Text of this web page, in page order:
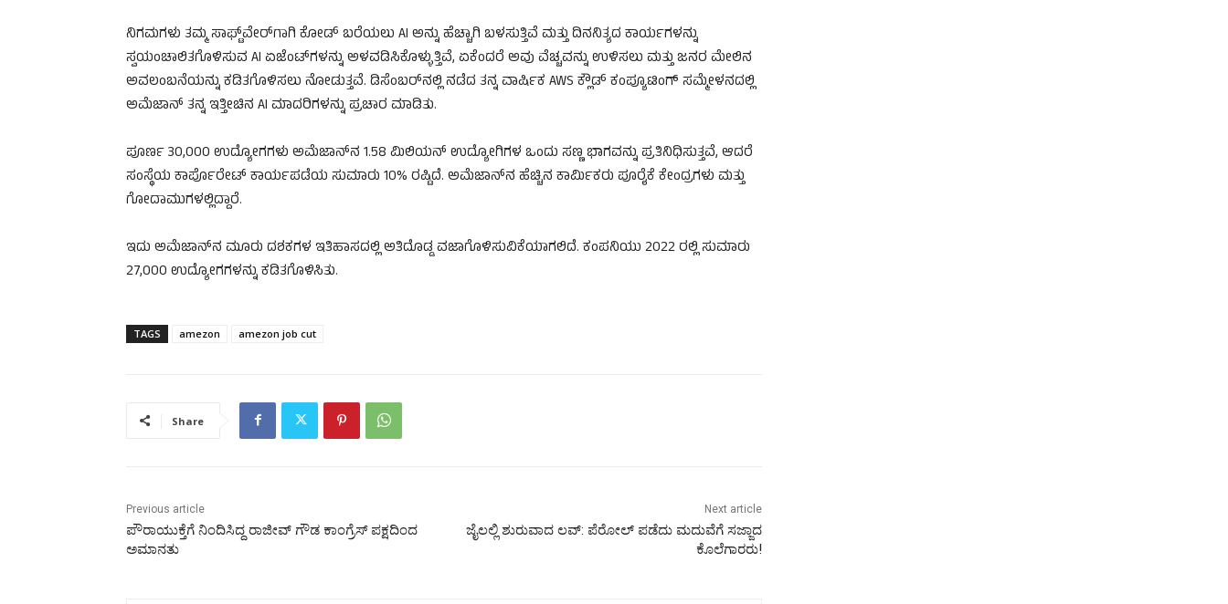
ನಿಗಮಗಳು ತಮ್ಮ ಸಾಫ್ಟ್‌ವೇರ್‌ಗಾಗಿ ಕೋಡ್ ಬರೆಯಲು AI ಅನ್ನು ಹೆಚ್ಚಾಗಿ ಬಳಸುತ್ತಿವೆ ಮತ್ತು ದಿನನಿತ್ಯದ ಕಾರ್ಯಗಳನ್ನು
ಸ್ವಯಂಚಾಲಿತಗೊಳಿಸುವ AI ಏಜೆಂಟ್‌ಗಳನ್ನು ಅಳವಡಿಸಿಕೊಳ್ಳುತ್ತಿವೆ, ಏಕೆಂದರೆ ಅವು ವೆಚ್ಚವನ್ನು ಉಳಿಸಲು ಮತ್ತು ಜನರ ಮೇಲಿನ
ಅವಲಂಬನೆಯನ್ನು ಕಡಿತಗೊಳಿಸಲು ನೋಡುತ್ತವೆ. ಡಿಸೆಂಬರ್‌ನಲ್ಲಿ ನಡೆದ ತನ್ನ ವಾರ್ಷಿಕ AWS ಕ್ಲೌಡ್ ಕಂಪ್ಯೂಟಿಂಗ್ ಸಮ್ಮೇಳನದಲ್ಲಿ
ಅಮೆಜಾನ್ ತನ್ನ ಇತ್ತೀಚಿನ AI ಮಾದರಿಗಳನ್ನು ಪ್ರಚಾರ ಮಾಡಿತು.
ಪೂರ್ಣ 30,000 ಉದ್ಯೋಗಗಳು ಅಮೆಜಾನ್‌ನ 1.58 ಮಿಲಿಯನ್ ಉದ್ಯೋಗಿಗಳ ಒಂದು ಸಣ್ಣ ಭಾಗವನ್ನು ಪ್ರತಿನಿಧಿಸುತ್ತವೆ, ಆದರೆ
ಸಂಸ್ಥೆಯ ಕಾರ್ಪೊರೇಟ್ ಕಾರ್ಯಪಡೆಯ ಸುಮಾರು 10% ರಷ್ಟಿದೆ. ಅಮೆಜಾನ್‌ನ ಹೆಚ್ಚಿನ ಕಾರ್ಮಿಕರು ಪೂರೈಕೆ ಕೇಂದ್ರಗಳು ಮತ್ತು
ಗೋದಾಮುಗಳಲ್ಲಿದ್ದಾರೆ.
ಇದು ಅಮೆಜಾನ್‌ನ ಮೂರು ದಶಕಗಳ ಇತಿಹಾಸದಲ್ಲಿ ಅತಿದೊಡ್ಡ ವಜಾಗೊಳಿಸುವಿಕೆಯಾಗಲಿದೆ. ಕಂಪನಿಯು 2022 ರಲ್ಲಿ ಸುಮಾರು
27,000 ಉದ್ಯೋಗಗಳನ್ನು ಕಡಿತಗೊಳಿಸಿತು.
TAGS amezon amezon job cut
Share
Previous article
ಪೌರಾಯುಕ್ತೆಗೆ ನಿಂದಿಸಿದ್ದ ರಾಜೀವ್ ಗೌಡ ಕಾಂಗ್ರೆಸ್ ಪಕ್ಷದಿಂದ
ಅಮಾನತು
Next article
ಜೈಲಲ್ಲಿ ಶುರುವಾದ ಲವ್: ಪೆರೋಲ್ ಪಡೆದು ಮದುವೆಗೆ ಸಜ್ಜಾದ
ಕೊಲೆಗಾರರು!